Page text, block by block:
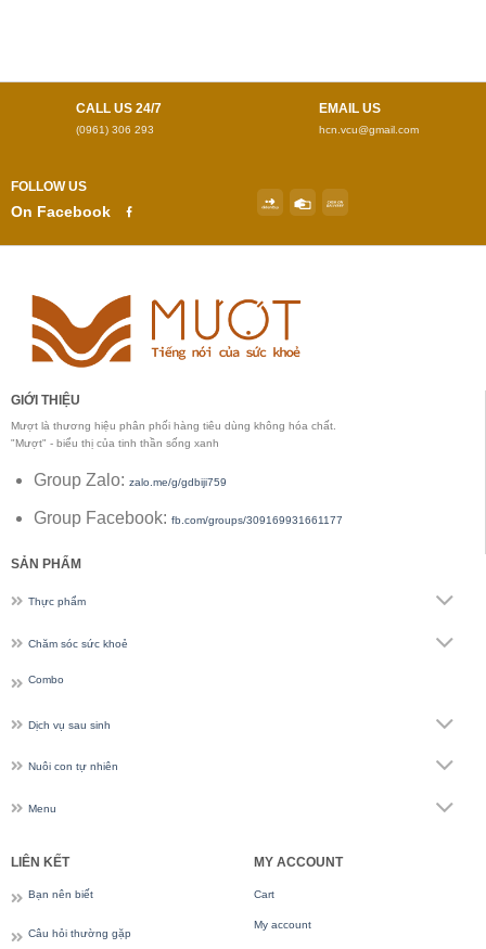
CALL US 24/7
(0961) 306 293
EMAIL US
hcn.vcu@gmail.com
FOLLOW US
On Facebook
GIỚI THIỆU
Mượt là thương hiệu phân phối hàng tiêu dùng không hóa chất.
"Mượt" - biểu thị của tinh thần sống xanh
Group Zalo: zalo.me/g/gdbiji759
Group Facebook: fb.com/groups/309169931661177
SẢN PHẨM
Thực phẩm
Chăm sóc sức khoẻ
Combo
Dịch vụ sau sinh
Nuôi con tự nhiên
Menu
LIÊN KẾT
Bạn nên biết
Câu hỏi thường gặp
MY ACCOUNT
Cart
My account